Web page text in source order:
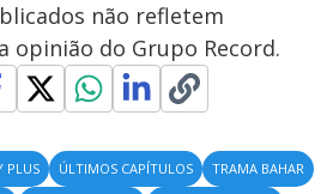
não refletem
opinião do Grupo Record.
PLUS ÚLTIMOS CAPÍTULOS
TRAMA BAHAR